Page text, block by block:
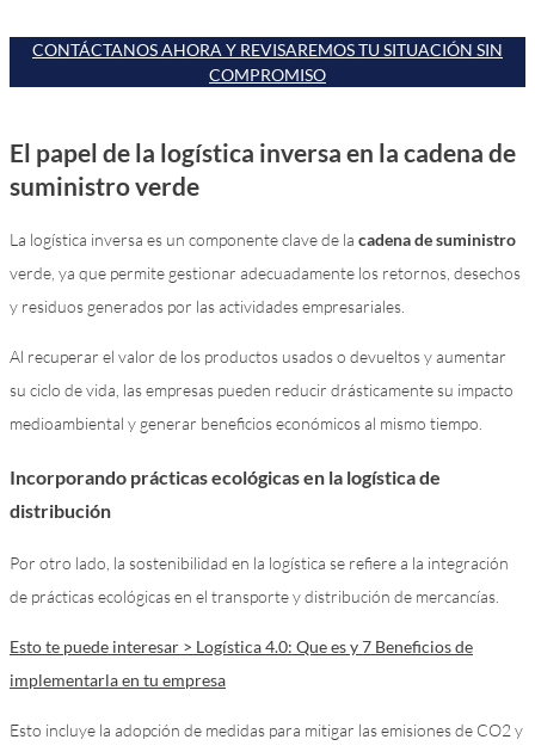
CONTÁCTANOS AHORA Y REVISAREMOS TU SITUACIÓN SIN
COMPROMISO
El papel de la logística inversa en la cadena de
suministro verde
La logística inversa es un componente clave de la cadena de suministro
verde, ya que permite gestionar adecuadamente los retornos, desechos
y residuos generados por las actividades empresariales.
Al recuperar el valor de los productos usados o devueltos y aumentar
su ciclo de vida, las empresas pueden reducir drásticamente su impacto
medioambiental y generar beneficios económicos al mismo tiempo.
Incorporando prácticas ecológicas en la logística de
distribución
Por otro lado, la sostenibilidad en la logística se refiere a la integración
de prácticas ecológicas en el transporte y distribución de mercancías.
Esto te puede interesar > Logística 4.0: Que es y 7 Beneficios de
implementarla en tu empresa
Esto incluye la adopción de medidas para mitigar las emisiones de CO2 y